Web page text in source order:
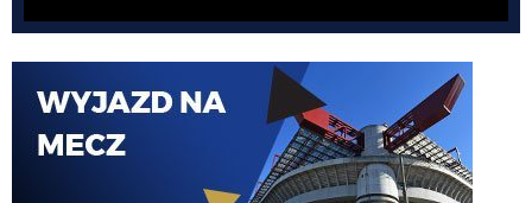
Ooo Bartman zjebus mnie zbanował za to, że nazwałem czczonego przez
Claudio 07.08.2026 17:11
https://www.elevensports.pl/pakiety
jakby ktoś myślał o zakupie to znowu
jest promocja
07.08.2026 16:21